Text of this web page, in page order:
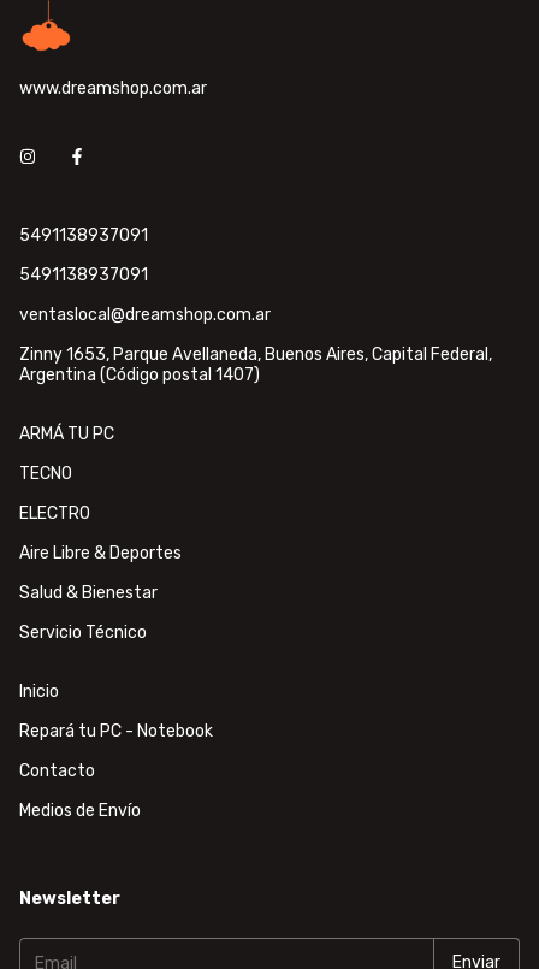
www.dreamshop.com.ar
5491138937091
5491138937091
ventaslocal@dreamshop.com.ar
Zinny 1653, Parque Avellaneda, Buenos Aires, Capital Federal,
Argentina (Código postal 1407)
ARMÁ TU PC
TECNO
ELECTRO
Aire Libre & Deportes
Salud & Bienestar
Servicio Técnico
Inicio
Repará tu PC - Notebook
Contacto
Medios de Envío
Newsletter